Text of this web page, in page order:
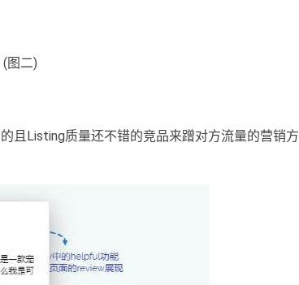
(图二)
且Listing质量还不错的竞品来蹭对方流量的营销方